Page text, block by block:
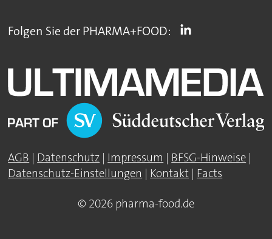
Folgen Sie der PHARMA+FOOD:
AGB | Datenschutz | Impressum | BFSG-Hinweise |
Datenschutz-Einstellungen | Kontakt | Facts
© 2026 pharma-food.de